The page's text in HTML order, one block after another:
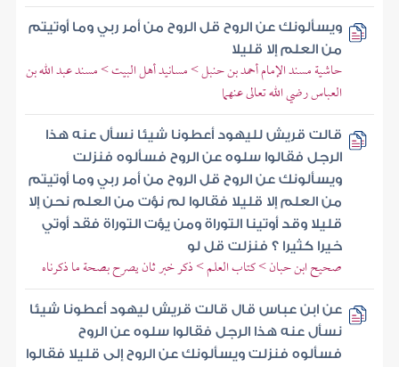
ويسألونك عن الروح قل الروح من أمر ربي وما أوتيتم
من العلم إلا قليلا
حاشية مسند الإمام أحمد بن حنبل > مسانيد أهل البيت > مسند عبد الله بن
العباس رضي الله تعالى عنهما
قالت قريش لليهود أعطونا شيئا نسأل عنه هذا
الرجل فقالوا سلوه عن الروح فسألوه فنزلت
ويسألونك عن الروح قل الروح من أمر ربي وما أوتيتم
من العلم إلا قليلا فقالوا لم نؤت من العلم نحن إلا
قليلا وقد أوتينا التوراة ومن يؤت التوراة فقد أوتي
خيرا كثيرا ؟ فنزلت قل لو
صحيح ابن حبان > كتاب العلم > ذكر خبر ثان يصرح بصحة ما ذكرناه
عن ابن عباس قال قالت قريش ليهود أعطونا شيئا
نسأل عنه هذا الرجل فقالوا سلوه عن الروح
فسألوه فنزلت ويسألونك عن الروح إلى قليلا فقالوا